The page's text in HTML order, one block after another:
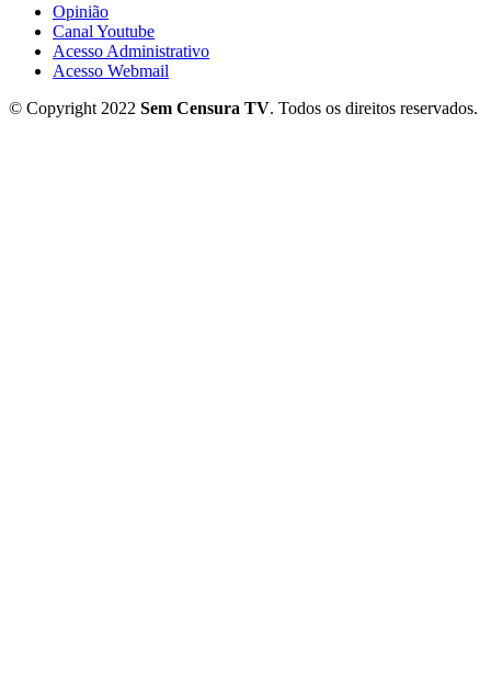
Opinião
Canal Youtube
Acesso Administrativo
Acesso Webmail
© Copyright 2022 Sem Censura TV. Todos os direitos reservados.